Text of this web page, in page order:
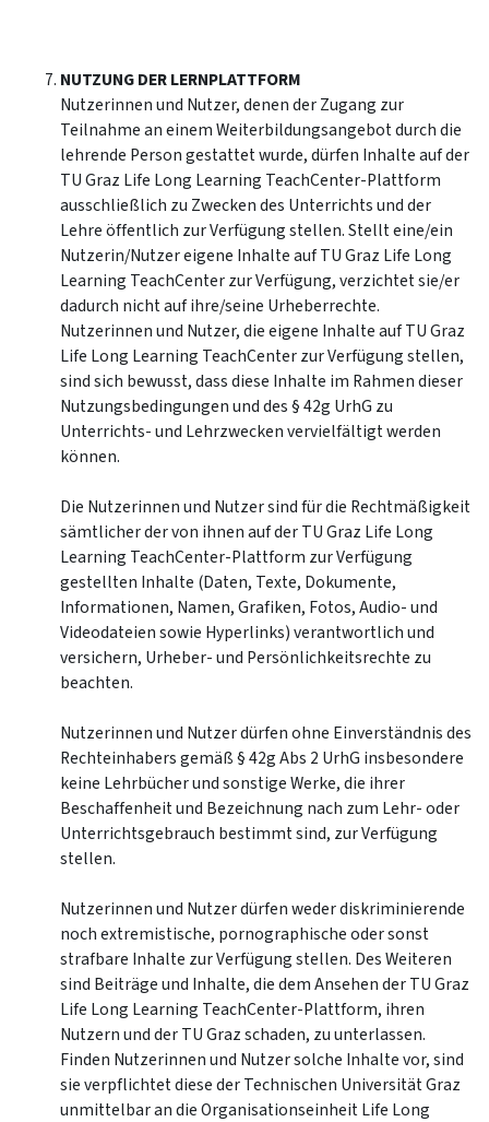
NUTZUNG DER LERNPLATTFORM
Nutzerinnen und Nutzer, denen der Zugang zur
Teilnahme an einem Weiterbildungsangebot durch die
lehrende Person gestattet wurde, dürfen Inhalte auf der
TU Graz Life Long Learning TeachCenter-Plattform
ausschließlich zu Zwecken des Unterrichts und der
Lehre öffentlich zur Verfügung stellen. Stellt eine/ein
Nutzerin/Nutzer eigene Inhalte auf TU Graz Life Long
Learning TeachCenter zur Verfügung, verzichtet sie/er
dadurch nicht auf ihre/seine Urheberrechte.
Nutzerinnen und Nutzer, die eigene Inhalte auf TU Graz
Life Long Learning TeachCenter zur Verfügung stellen,
sind sich bewusst, dass diese Inhalte im Rahmen dieser
Nutzungsbedingungen und des § 42g UrhG zu
Unterrichts- und Lehrzwecken vervielfältigt werden
können.
Die Nutzerinnen und Nutzer sind für die Rechtmäßigkeit
sämtlicher der von ihnen auf der TU Graz Life Long
Learning TeachCenter-Plattform zur Verfügung
gestellten Inhalte (Daten, Texte, Dokumente,
Informationen, Namen, Grafiken, Fotos, Audio- und
Videodateien sowie Hyperlinks) verantwortlich und
versichern, Urheber- und Persönlichkeitsrechte zu
beachten.
Nutzerinnen und Nutzer dürfen ohne Einverständnis des
Rechteinhabers gemäß § 42g Abs 2 UrhG insbesondere
keine Lehrbücher und sonstige Werke, die ihrer
Beschaffenheit und Bezeichnung nach zum Lehr- oder
Unterrichtsgebrauch bestimmt sind, zur Verfügung
stellen.
Nutzerinnen und Nutzer dürfen weder diskriminierende
noch extremistische, pornographische oder sonst
strafbare Inhalte zur Verfügung stellen. Des Weiteren
sind Beiträge und Inhalte, die dem Ansehen der TU Graz
Life Long Learning TeachCenter-Plattform, ihren
Nutzern und der TU Graz schaden, zu unterlassen.
Finden Nutzerinnen und Nutzer solche Inhalte vor, sind
sie verpflichtet diese der Technischen Universität Graz
unmittelbar an die Organisationseinheit Life Long